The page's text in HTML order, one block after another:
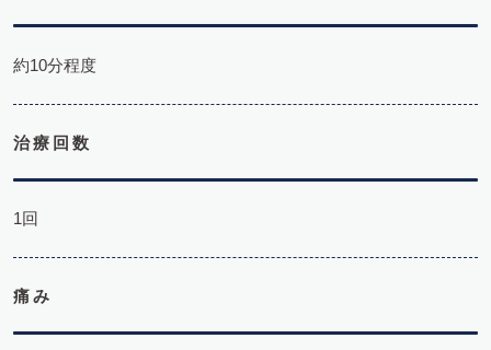
約10分程度
治療回数
1回
痛み